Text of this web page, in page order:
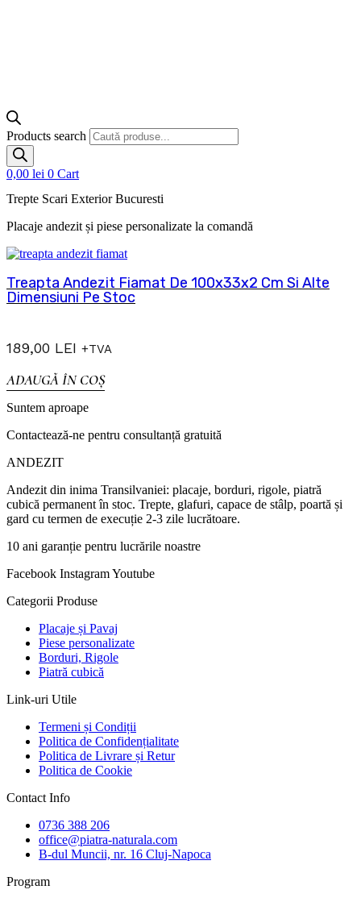
Products search
0,00 lei 0 Cart
Trepte Scari Exterior Bucuresti
Placaje andezit și piese personalizate la comandă
Treapta Andezit Fiamat De 100x33x2 Cm Si Alte
Dimensiuni Pe Stoc
189,00 LEI +TVA
ADAUGĂ ÎN COȘ
Suntem aproape
Contactează-ne pentru consultanță gratuită
ANDEZIT
Andezit din inima Transilvaniei: placaje, borduri, rigole, piatră
cubică permanent în stoc. Trepte, glafuri, capace de stâlp, poartă și
gard cu termen de execuție 2-3 zile lucrătoare.
10 ani garanție pentru lucrările noastre
Facebook InstagramYoutube
Categorii Produse
Placaje și Pavaj
Piese personalizate
Borduri, Rigole
Piatră cubică
Link-uri Utile
Termeni și Condiții
Politica de Confidențialitate
Politica de Livrare și Retur
Politica de Cookie
Contact Info
0736 388 206
office@piatra-naturala.com
B-dul Muncii, nr. 16 Cluj-Napoca
Program